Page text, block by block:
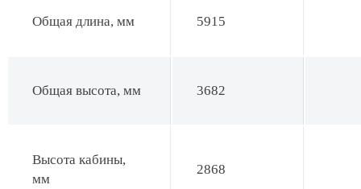
Общая длина, мм 5915
Общая высота, мм 3682
Высота кабины,
мм
2868